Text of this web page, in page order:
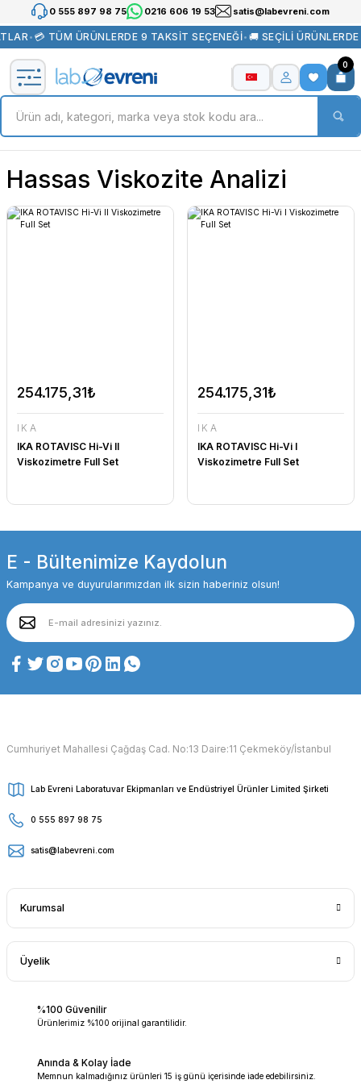
0 555 897 98 75 0216 606 19 53 satis@labevreni.com
•💳 TÜM ÜRÜNLERDE 9 TAKSİT SEÇENEĞİ•🚚 SEÇİLİ
0
Hassas Viskozite Analizi
254.175,31₺
IKA
IKA ROTAVISC Hi-Vi II
Viskozimetre Full Set
254.175,31₺
IKA
IKA ROTAVISC Hi-Vi I
Viskozimetre Full Set
E - Bültenimize Kaydolun
Kampanya ve duyurularımızdan ilk sizin haberiniz olsun!
Cumhuriyet Mahallesi Çağdaş Cad. No:13 Daire:11 Çekmeköy/İstanbul
Lab Evreni Laboratuvar Ekipmanları ve Endüstriyel Ürünler Limited Şirketi
0 555 897 98 75
satis@labevreni.com
Kurumsal
Üyelik
%100 Güvenilir
Ürünlerimiz %100 orijinal garantilidir.
Anında & Kolay İade
Memnun kalmadığınız ürünleri 15 iş günü içerisinde iade edebilirsiniz.